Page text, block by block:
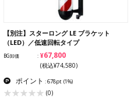
【別注】スターロング LE ブラケット
（LED）／低速回転タイプ
BG卸価 ¥67,800
(税込¥74,580)
ポイント : 678pt (1%)
(0)